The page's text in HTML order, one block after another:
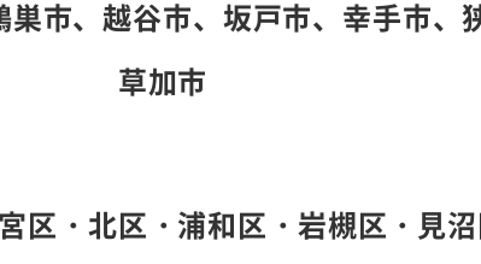
市、越谷市、坂戸市、幸手市、
草加市
区・北区・浦和区・岩槻区・見